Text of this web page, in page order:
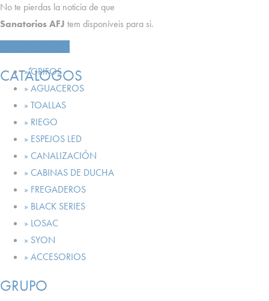
No te pierdas la noticia de que
Sanatorios AFJ tem disponíveis para si.
CATÁLOGOS
» GRIFOS
» AGUACEROS
» TOALLAS
» RIEGO
» ESPEJOS LED
» CANALIZACIÓN
» CABINAS DE DUCHA
» FREGADEROS
» BLACK SERIES
» LOSAC
» SYON
» ACCESORIOS
GRUPO